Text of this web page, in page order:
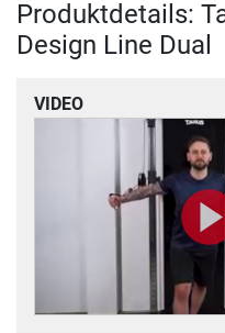
Produktdetails:
Design Line Dual
VIDEO